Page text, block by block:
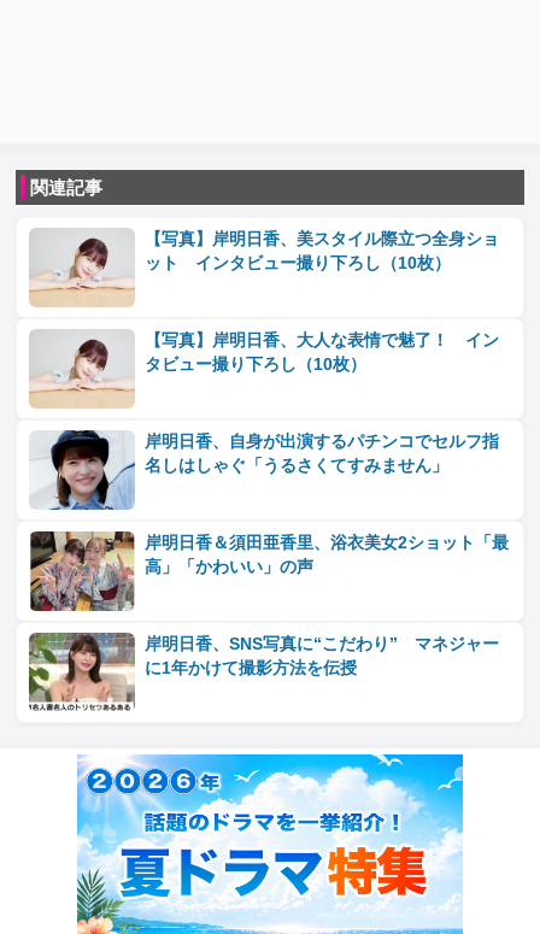
関連記事
【写真】岸明日香、美スタイル際立つ全身ショ
ット インタビュー撮り下ろし（10枚）
【写真】岸明日香、大人な表情で魅了！ イン
タビュー撮り下ろし（10枚）
岸明日香、自身が出演するパチンコでセルフ指
名しはしゃぐ「うるさくてすみません」
岸明日香＆須田亜香里、浴衣美女2ショット「最
高」「かわいい」の声
岸明日香、SNS写真に“こだわり” マネジャー
に1年かけて撮影方法を伝授